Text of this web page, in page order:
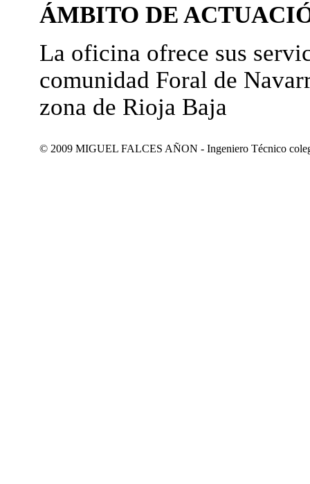
ÁMBITO DE
La oficina ofrece sus
comunidad Foral de
zona de Rioja Baja
© 2009 MIGUEL FALCES AÑON - Ingeniero Técnico